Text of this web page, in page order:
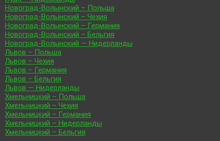
Новоград-Волынский – Польша
Новоград-Волынский – Чехия
Новоград-Волынский – Германия
Новоград-Волынский – Бельгия
Новоград-Волынский — Нидерланды
Львов – Польша
Львов – Чехия
Львов – Германия
Львов – Бельгия
Львов — Нидерланды
Хмельницкий – Польша
Хмельницкий – Чехия
Хмельницкий – Германия
Хмельницкий – Нидерланды
Хмельницкий – Бельгия